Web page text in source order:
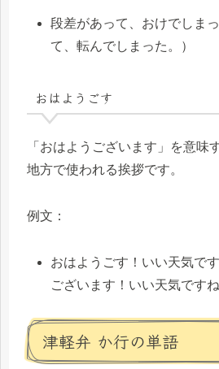
段差があって、おけでしま
て、転んでしまった。）
おはようごす
「おはようございます」を意味
地方で使われる挨拶です。
例文：
おはようごす！いい天気で
ございます！いい天気ですね
津軽弁 か行の単語